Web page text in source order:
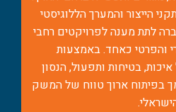
הייצור והמערך הללוגיסטי
לתת מענה לפרויקטים רחבי
והפרטי כאחד. באמצעות
בטיחות ותפעול, הנסון
בפיתוח ארוך טווח של המשק